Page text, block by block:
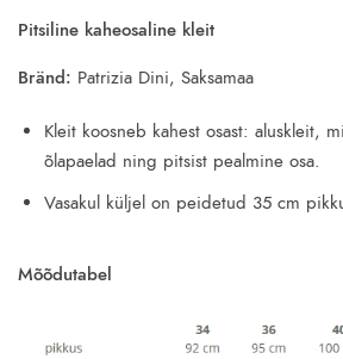
Pitsiline kaheosaline kleit
Bränd: Patrizia Dini, Saksamaa
Kleit koosneb kahest osast: aluskleit,
õlapaelad ning pitsist pealmine osa.
Vasakul küljel on peidetud 35 cm
Mõõdutabel